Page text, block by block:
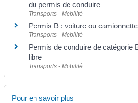
du permis de conduire
Transports - Mobilité
Permis B : voiture ou camionnette
Transports - Mobilité
Permis de conduire de catégorie
libre
Transports - Mobilité
Pour en savoir plus